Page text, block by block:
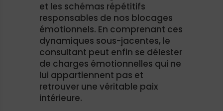
et les schémas répétitifs
responsables de nos blocages
émotionnels. En comprenant ces
dynamiques sous-jacentes, le
consultant peut enfin se délester
de charges émotionnelles qui ne
lui appartiennent pas et
retrouver une véritable paix
intérieure.